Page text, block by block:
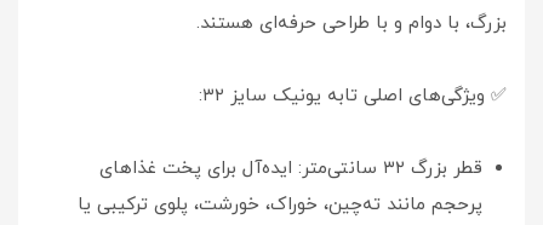
بزرگ، با دوام و با طراحی حرفه‌ای هستند.
✅ ویژگی‌های اصلی تابه یونیک سایز ۳۲:
قطر بزرگ ۳۲ سانتی‌متر: ایده‌آل برای پخت غذاهای
پرحجم مانند ته‌چین، خوراک، خورشت، پلوی ترکیبی یا